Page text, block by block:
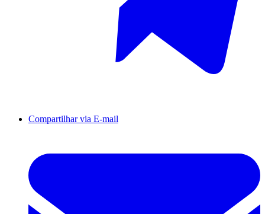
Compartilhar via E-mail